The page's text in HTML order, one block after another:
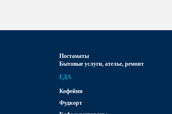
Постаматы
Бытовые услуги, ателье, ремонт
ЕДА
Кофейни
Фудкорт